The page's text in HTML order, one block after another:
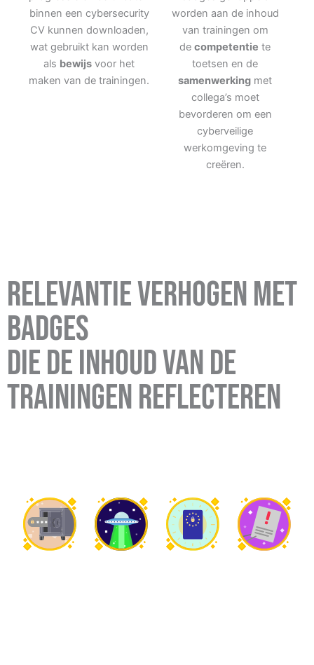
binnen een cybersecurity
CV kunnen downloaden,
wat gebruikt kan worden
als bewijs voor het
maken van de trainingen.
worden aan de inhoud
van trainingen om
de competentie te
toetsen en de
samenwerking met
collega’s moet
bevorderen om een
cyberveilige
werkomgeving te
creëren.
Relevantie verhogen met
badges
die de inhoud van de
trainingen reflecteren